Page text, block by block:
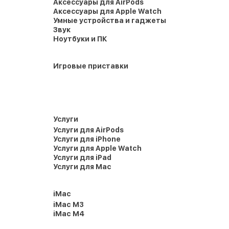
Аксессуары для AirPods
Аксессуары для Apple Watch
Умные устройства и гаджеты
Звук
Ноутбуки и ПК
Игровые приставки
Услуги
Услуги для AirPods
Услуги для iPhone
Услуги для Apple Watch
Услуги для iPad
Услуги для Mac
iMac
iMac M3
iMac M4